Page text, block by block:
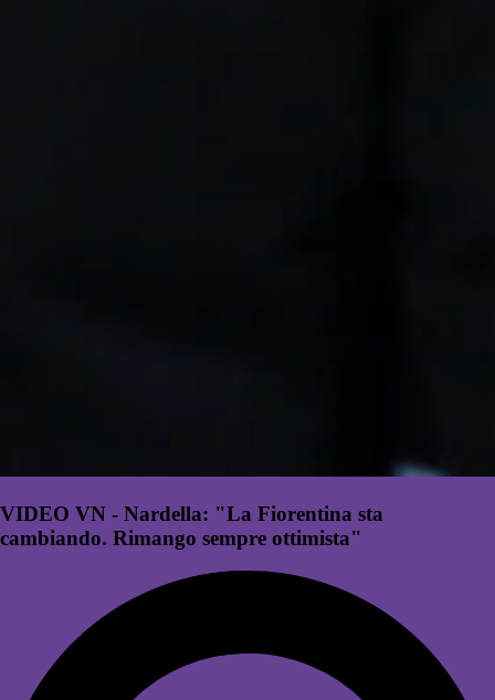
VIDEO VN - Nardella: "La Fiorentina sta
cambiando. Rimango sempre ottimista"